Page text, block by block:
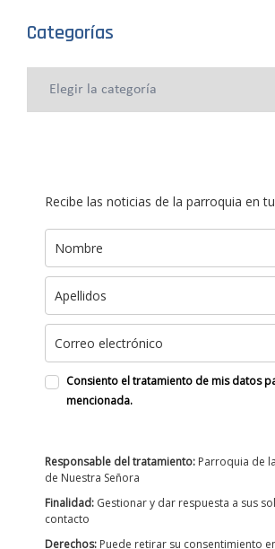
Categorías
Recibe las noticias de la parroquia en
Consiento el tratamiento de mis datos
mencionada.
Responsable del tratamiento: Parroquia de
de Nuestra Señora
Finalidad: Gestionar y dar respuesta a sus
contacto
Derechos: Puede retirar su consentimiento